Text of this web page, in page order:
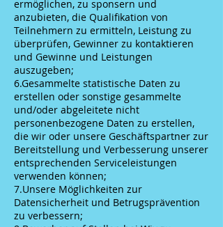
ermöglichen, zu sponsern und
anzubieten, die Qualifikation von
Teilnehmern zu ermitteln, Leistung zu
überprüfen, Gewinner zu kontaktieren
und Gewinne und Leistungen
auszugeben;
6.Gesammelte statistische Daten zu
erstellen oder sonstige gesammelte
und/oder abgeleitete nicht
personenbezogene Daten zu erstellen,
die wir oder unsere Geschäftspartner zur
Bereitstellung und Verbesserung unserer
entsprechenden Serviceleistungen
verwenden können;
7.Unsere Möglichkeiten zur
Datensicherheit und Betrugsprävention
zu verbessern;